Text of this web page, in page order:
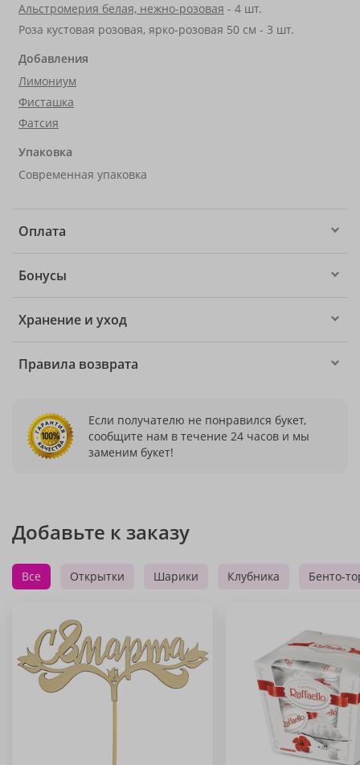
Альстромерия белая, нежно-розовая - 4 шт.
Роза кустовая розовая, ярко-розовая 50 см - 3 шт.
Добавления
Лимониум
Фисташка
Фатсия
Упаковка
Современная упаковка
Оплата
Бонусы
Хранение и уход
Правила возврата
Если получателю не понравился букет,
сообщите нам в течение 24 часов и мы
заменим букет!
Добавьте к заказу
Все Открытки Шарики Клубника Бенто-